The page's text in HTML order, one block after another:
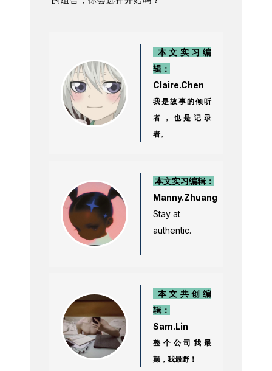
本文实习编
辑：
Claire.Chen
我是故事的倾听
者，也是记录
者。
本文实习编辑：
Manny.Zhuang
Stay at
authentic.
本文共创编
辑：
Sam.Lin
整个公司我最
颠，我最野！